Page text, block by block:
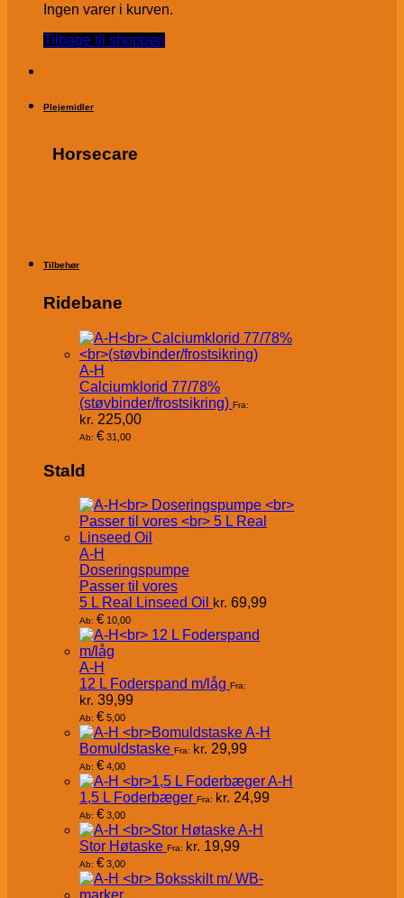
Ingen varer i kurven.
Tilbage til shoppen
Plejemidler
Horsecare
Tilbehør
Ridebane
A-H
Calciumklorid 77/78%
(støvbinder/frostsikring) Fra:
kr. 225,00
Ab: € 31,00
Stald
A-H
Doseringspumpe
Passer til vores
5 L Real Linseed Oil kr. 69,99
Ab: € 10,00
A-H
12 L Foderspand m/låg Fra:
kr. 39,99
Ab: € 5,00
A-H
Bomuldstaske Fra: kr. 29,99
Ab: € 4,00
A-H
1,5 L Foderbæger Fra: kr. 24,99
Ab: € 3,00
A-H
Stor Høtaske Fra: kr. 19,99
Ab: € 3,00